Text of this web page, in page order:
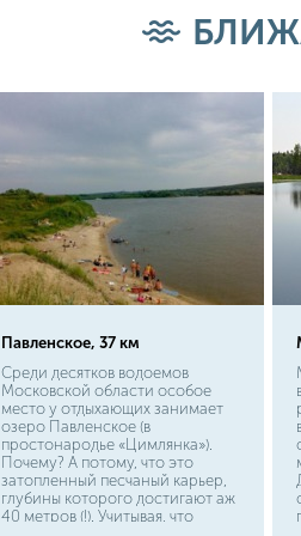
рассмотрим самую
торпедовидной формы, круглое,
Павленское, 37 км
Среди десятков водоемов
Московской области особое
место у отдыхающих занимает
озеро Павленское (в
простонародье «Цимлянка»).
Почему? А потому, что это
затопленный песчаный карьер,
глубины которого достигают аж
40 метров (!). Учитывая, что